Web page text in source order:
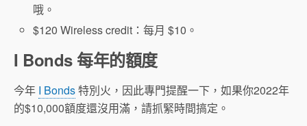
哦。
$120 Wireless credit：每月 $10。
I Bonds 每年的額度
今年 I Bonds特別火，因此專門提醒一下，如果你2022年
的$10,000額度還沒用滿，請抓緊時間搞定。